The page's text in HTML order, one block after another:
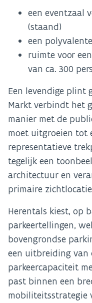
een eventzaal
(staand)
een
ruimte voor
van ca. 300
Een levendige plint
Markt verbindt het
manier met de
moet uitgroeien tot
representatieve
tegelijk een
architectuur en
primaire
Herentals kiest, op
parkeertellingen,
bovengrondse
een uitbreiding van
parkeercapaciteit
past binnen een
mobiliteitsstrategie